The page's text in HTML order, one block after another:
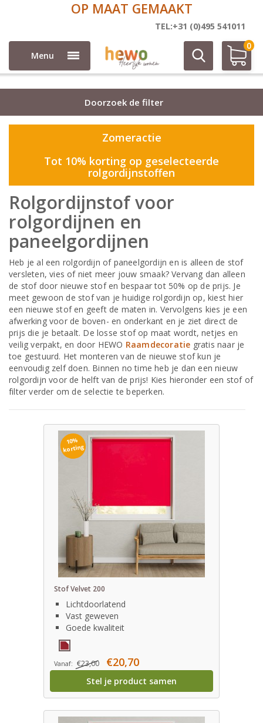
OP MAAT GEMAAKT
TEL:+31 (0)495 541011
Menu
0
Rolgordijn stoffen
Doorzoek de filter
Zomeractie
Tot 10% korting op geselecteerde
rolgordijnstoffen
Rolgordijnstof voor
rolgordijnen en
paneelgordijnen
Heb je al een rolgordijn of paneelgordijn en is alleen de stof
versleten, vies of niet meer jouw smaak? Vervang dan alleen
de stof door nieuwe stof en bespaar tot 50% op de prijs. Je
meet gewoon de stof van je huidige rolgordijn op, kiest hier
een nieuwe stof en geeft de maten in. Vervolgens kies je een
afwerking voor de boven- en onderkant en je ziet direct de
prijs die je betaalt. De losse stof op maat wordt, netjes en
veilig verpakt, en door HEWO Raamdecoratie gratis naar je
toe gestuurd. Het monteren van de nieuwe stof kun je
eenvoudig zelf doen. Binnen no time heb je dan een nieuw
rolgordijn voor de helft van de prijs! Kies hieronder een stof of
filter verder om de selectie te beperken.
10%
korting
Stof Velvet 200
Lichtdoorlatend
Vast geweven
Goede kwaliteit
Vanaf: €23,00 €20,70
Stel je product samen